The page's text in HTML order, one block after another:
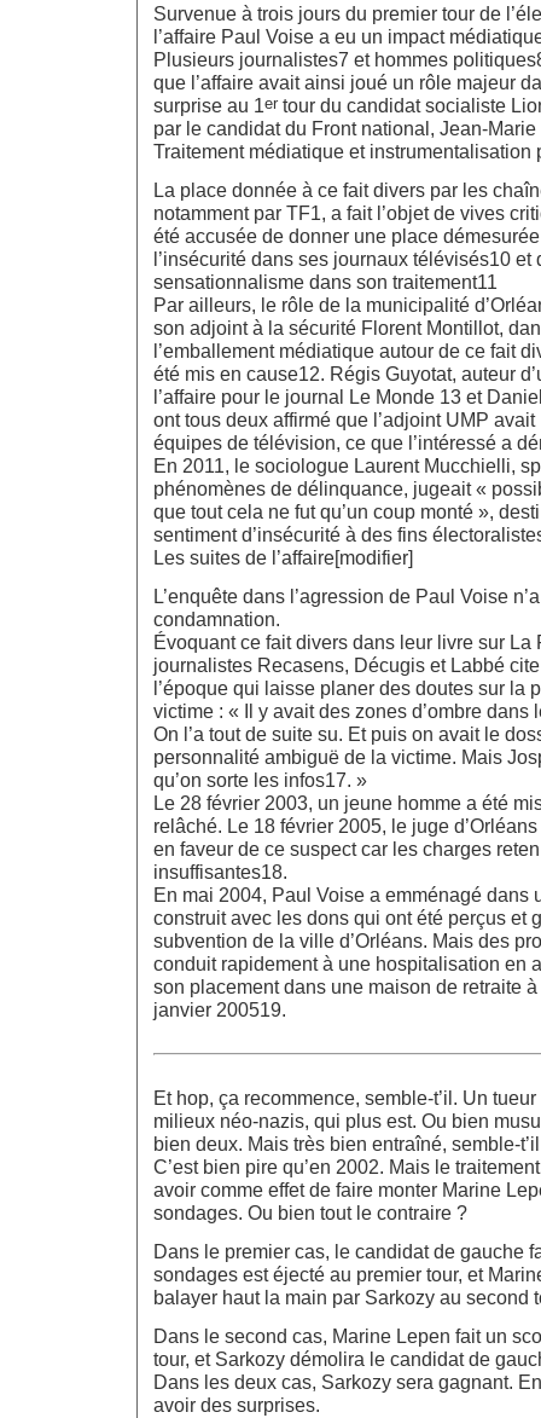
Survenue à trois jours du premier tour de
l’affaire Paul Voise a eu un impact
Plusieurs journalistes7 et hommes
que l’affaire avait ainsi joué un rôle majeur
surprise au 1er tour du candidat socialiste
par le candidat du Front national, Jean-Marie
Traitement médiatique et instrumentalisation
La place donnée à ce fait divers par les
notamment par TF1, a fait l’objet de vives
été accusée de donner une place
l’insécurité dans ses journaux télévisés10 et
sensationnalisme dans son traitement11
Par ailleurs, le rôle de la municipalité
son adjoint à la sécurité Florent Montillot,
l’emballement médiatique autour de ce fait
été mis en cause12. Régis Guyotat, auteur
l’affaire pour le journal Le Monde 13 et
ont tous deux affirmé que l’adjoint UMP
équipes de télévision, ce que l’intéressé a
En 2011, le sociologue Laurent Mucchielli,
phénomènes de délinquance, jugeait «
que tout cela ne fut qu’un coup monté »,
sentiment d’insécurité à des fins
Les suites de l’affaire[modifier]
L’enquête dans l’agression de Paul Voise
condamnation.
Évoquant ce fait divers dans leur livre sur La
journalistes Recasens, Décugis et Labbé
l’époque qui laisse planer des doutes sur la
victime : « Il y avait des zones d’ombre dans
On l’a tout de suite su. Et puis on avait le
personnalité ambiguë de la victime. Mais
qu’on sorte les infos17. »
Le 28 février 2003, un jeune homme a été
relâché. Le 18 février 2005, le juge
en faveur de ce suspect car les charges
insuffisantes18.
En mai 2004, Paul Voise a emménagé dans
construit avec les dons qui ont été perçus et
subvention de la ville d’Orléans. Mais des
conduit rapidement à une hospitalisation en
son placement dans une maison de retraite
janvier 200519.
Et hop, ça recommence, semble-t’il. Un
milieux néo-nazis, qui plus est. Ou bien
bien deux. Mais très bien entraîné, semble-
C’est bien pire qu’en 2002. Mais le
avoir comme effet de faire monter Marine
sondages. Ou bien tout le contraire ?
Dans le premier cas, le candidat de gauche
sondages est éjecté au premier tour, et
balayer haut la main par Sarkozy au second
Dans le second cas, Marine Lepen fait un
tour, et Sarkozy démolira le candidat de
Dans les deux cas, Sarkozy sera gagnant.
avoir des surprises.